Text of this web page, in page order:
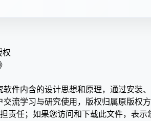
权
件内含的设计思想和原理，通过安装
流学习与研究使用，版权归属原版
责任；如果您访问和下载此文件，表